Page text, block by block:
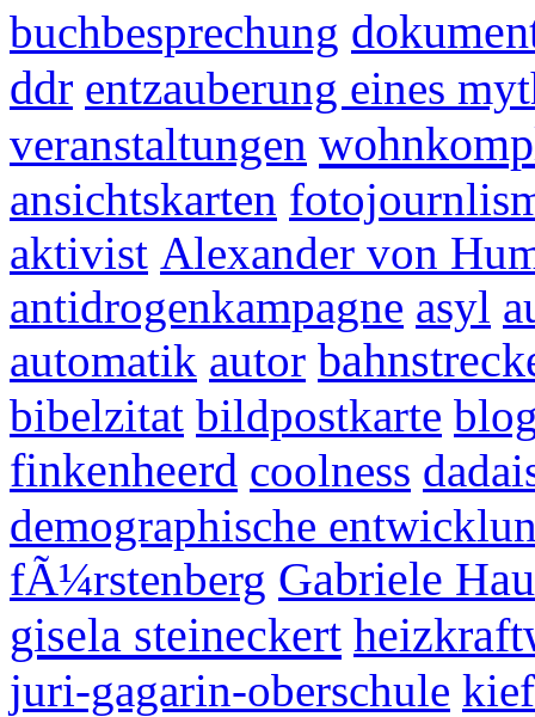
buchbesprechung
ddr entzauberung eines
veranstaltungen
ansichtskarten
aktivist Alexander von
antidrogenkampagne asyl
automatik autor
bibelzitat bildpostkarte
finkenheerd coolness
demographische
fÃ¼rstenberg Gabriele
gisela steineckert
juri-gagarin-oberschule